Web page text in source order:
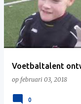
Voetbaltalent
op februari 03, 2018
0